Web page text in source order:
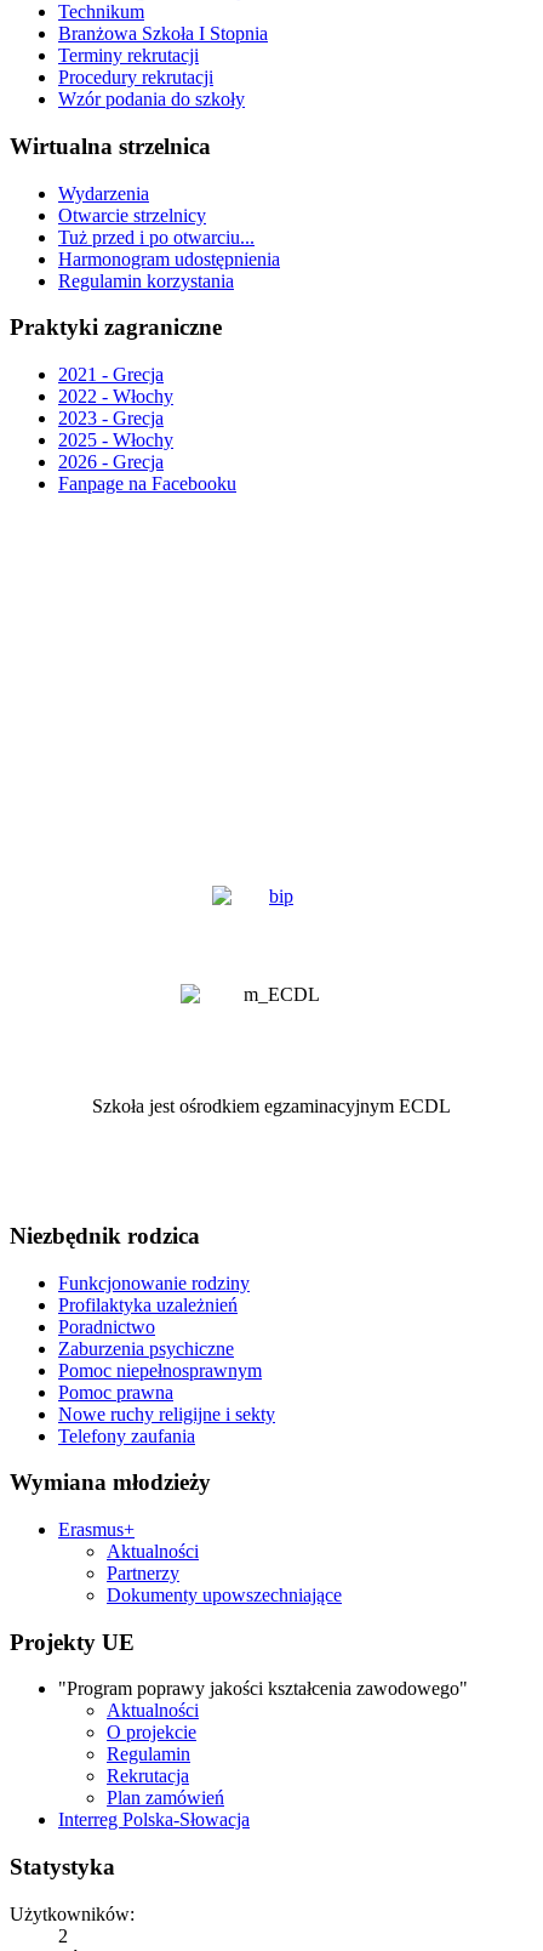
Technikum
Branżowa Szkoła I Stopnia
Terminy rekrutacji
Procedury rekrutacji
Wzór podania do szkoły
Wirtualna strzelnica
Wydarzenia
Otwarcie strzelnicy
Tuż przed i po otwarciu...
Harmonogram udostępnienia
Regulamin korzystania
Praktyki zagraniczne
2021 - Grecja
2022 - Włochy
2023 - Grecja
2025 - Włochy
2026 - Grecja
Fanpage na Facebooku
Szkoła jest ośrodkiem egzaminacyjnym ECDL
Niezbędnik rodzica
Funkcjonowanie rodziny
Profilaktyka uzależnień
Poradnictwo
Zaburzenia psychiczne
Pomoc niepełnosprawnym
Pomoc prawna
Nowe ruchy religijne i sekty
Telefony zaufania
Wymiana młodzieży
Erasmus+
Aktualności
Partnerzy
Dokumenty upowszechniające
Projekty UE
"Program poprawy jakości kształcenia zawodowego"
Aktualności
O projekcie
Regulamin
Rekrutacja
Plan zamówień
Interreg Polska-Słowacja
Statystyka
Użytkowników:
2